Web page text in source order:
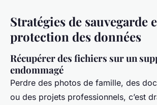
Stratégies de sauvegarde
protection des données
Récupérer des fichiers sur un
endommagé
Perdre des photos de famille, des
ou des projets professionnels, c’est